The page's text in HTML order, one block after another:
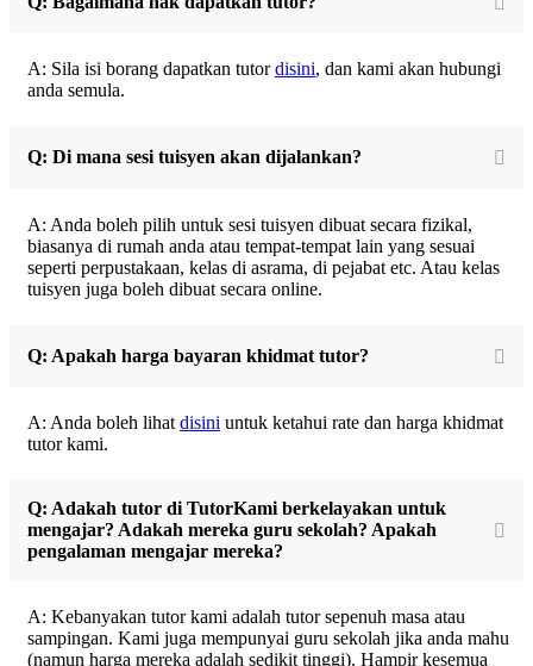
A: Sila isi borang dapatkan tutordisini, dan kami akan hubungi
anda semula.
Q: Di mana sesi tuisyen akan dijalankan?
A: Anda boleh pilih untuk sesi tuisyen dibuat secara fizikal,
biasanya di rumah anda atau tempat-tempat lain yang sesuai
seperti perpustakaan, kelas di asrama, di pejabat etc. Atau kelas
tuisyen juga boleh dibuat secara online.
Q: Apakah harga bayaran khidmat tutor?
A: Anda boleh lihat disini untuk ketahui rate dan harga khidmat
tutor kami.
Q: Adakah tutor di TutorKami berkelayakan untuk
mengajar? Adakah mereka guru sekolah? Apakah
pengalaman mengajar mereka?
A: Kebanyakan tutor kami adalah tutor sepenuh masa atau
sampingan. Kami juga mempunyai guru sekolah jika anda mahu
(namun harga mereka adalah sedikit tinggi). Hampir kesemua